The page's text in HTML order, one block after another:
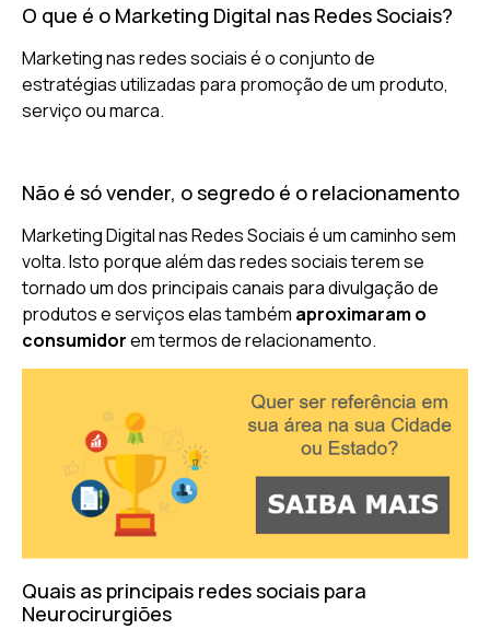
O que é o Marketing Digital nas Redes Sociais?
Marketing nas redes sociais é o conjunto de
estratégias utilizadas para promoção de um produto,
serviço ou marca.
Não é só vender, o segredo é o relacionamento
Marketing Digital nas Redes Sociais é um caminho sem
volta. Isto porque além das redes sociais terem se
tornado um dos principais canais para divulgação de
produtos e serviços elas também aproximaram o
consumidorem termos de relacionamento.
Quais as principais redes sociais para
Neurocirurgiões